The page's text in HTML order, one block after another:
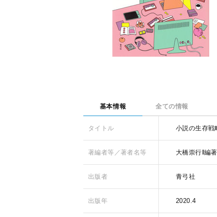
基本情報 全ての情報
タイトル 小説の生存戦
著編者等／著者名等 大橋崇行‖編著
出版者 青弓社
出版年 2020.4